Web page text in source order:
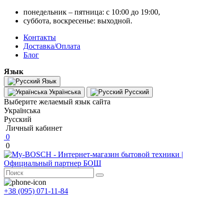
понедельник – пятница: с 10:00 до 19:00,
суббота, воскресенье: выходной.
Контакты
Доставка/Оплата
Блог
Язык
Язык
Українська
Русский
Выберите желаемый язык сайта
Українська
Русский
Личный кабинет
0
0
+38 (095) 071-11-84